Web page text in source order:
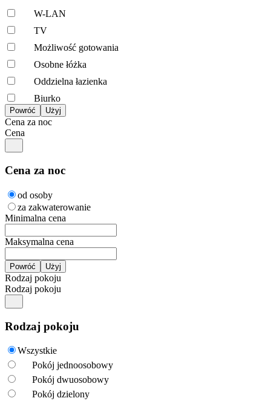
W-LAN
TV
Możliwość gotowania
Osobne łóżka
Oddzielna łazienka
Biurko
Cena za noc
Cena
Cena za noc
od osoby
za zakwaterowanie
Minimalna cena
Maksymalna cena
Rodzaj pokoju
Rodzaj pokoju
Rodzaj pokoju
Wszystkie
Pokój jednoosobowy
Pokój dwuosobowy
Pokój dzielony